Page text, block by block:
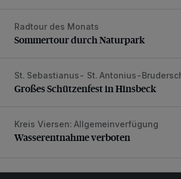
Sommertour durch Naturpark
Radtour des Monats
Sommertour durch Naturpark
Großes Schützenfest in Hinsbeck
St. Sebastianus- St. Antonius-
Großes Schützenfest in Hinsbeck
Wasserentnahme verboten
Kreis Viersen: Allgemeinverfügung
Wasserentnahme verboten